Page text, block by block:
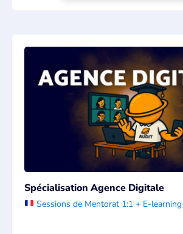
Spécialisation Agence Digitale
Sessions de Mentorat 1:1 + E-learning